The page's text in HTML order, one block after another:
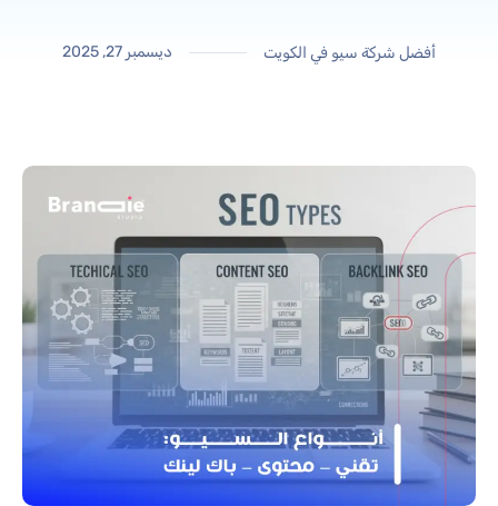
أفضل شركة سيو في الكويت ديسمبر 27, 2025